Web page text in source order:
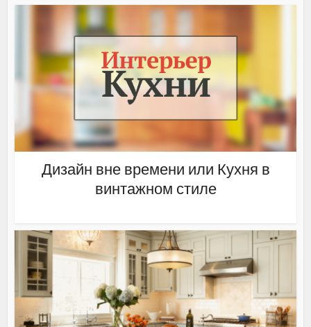
Дизайн вне времени или Кухня в
винтажном стиле